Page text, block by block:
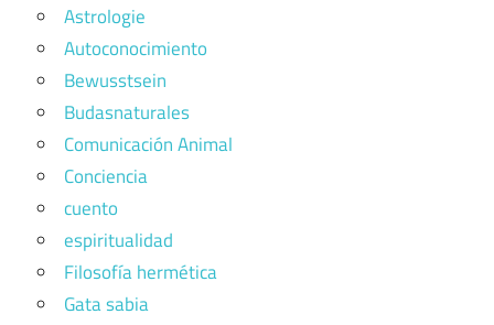
Astrologie
Autoconocimiento
Bewusstsein
Budasnaturales
Comunicación Animal
Conciencia
cuento
espiritualidad
Filosofía hermética
Gata sabia